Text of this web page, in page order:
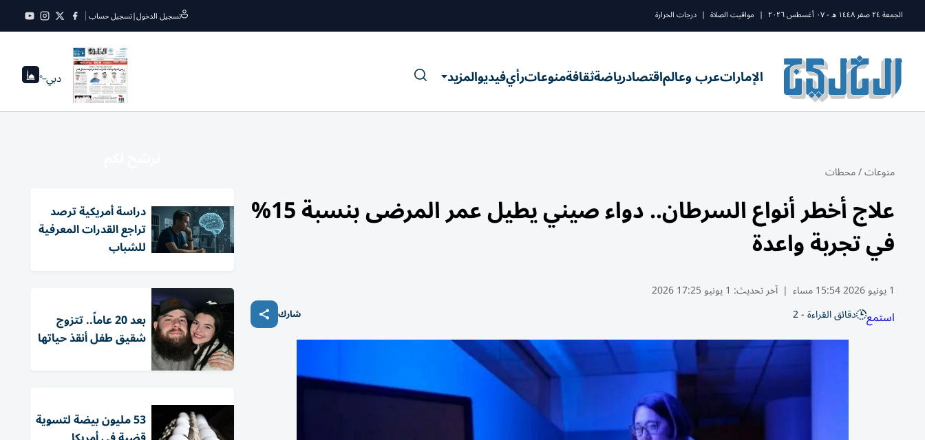
الجمعة ٢٤ صفر ١٤٤٨ ه - ٠٧ أغسطس ٢٠٢٦ | مواقيت الصلاة | درجات الحرارة تسجيل الدخول|تسجيل حساب
الإماراتعرب وعالماقتصادرياضةثقافةمنوعاترأيفيديوالمزيد دبي--°
منوعات/محطات
علاج أخطر أنواع السرطان.. دواء صيني يطيل عمر المرضى بنسبة 15%
في تجربة واعدة
1 يونيو 2026 15:54 مساء | آخر تحديث: 1 يونيو 17:25 2026
استمع دقائق القراءة - 2 شارك
دراسة أمريكية ترصد
تراجع القدرات المعرفية
للشباب
بعد 20 عاماً.. تتزوج
شقيق طفل أنقذ حياتها
53 مليون بيضة لتسوية